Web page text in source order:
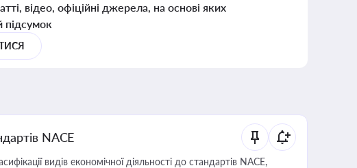
відео, офіційні джерела, на основі яких
NACE
видів економічної діяльності до стандартів NACE,